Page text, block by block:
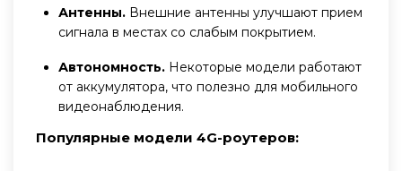
Антенны. Внешние антенны улучшают прием
сигнала в местах со слабым покрытием.
Автономность. Некоторые модели работают
от аккумулятора, что полезно для мобильного
видеонаблюдения.
Популярные модели 4G-роутеров: